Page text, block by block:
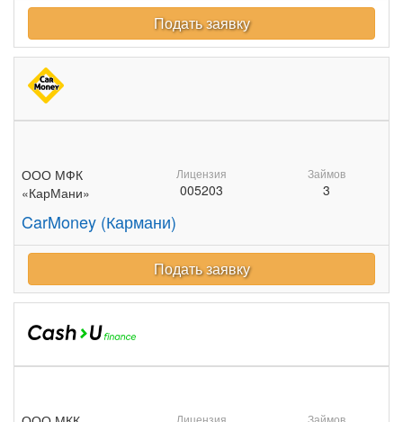
Подать заявку
ООО МФК
«КарМани»
CarMoney (Кармани)
Лицензия
005203
Займов
3
Подать заявку
Лицензия Займов